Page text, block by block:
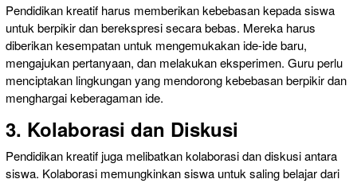
Pendidikan kreatif harus memberikan kebebasan kepada siswa
untuk berpikir dan berekspresi secara bebas. Mereka harus
diberikan kesempatan untuk mengemukakan ide-ide baru,
mengajukan pertanyaan, dan melakukan eksperimen. Guru perlu
menciptakan lingkungan yang mendorong kebebasan berpikir dan
menghargai keberagaman ide.
3. Kolaborasi dan Diskusi
Pendidikan kreatif juga melibatkan kolaborasi dan diskusi antara
siswa. Kolaborasi memungkinkan siswa untuk saling belajar dari